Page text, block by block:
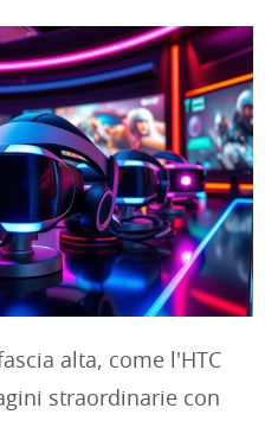
alta, come l'HTC
straordinarie con